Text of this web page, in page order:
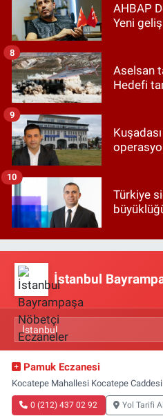
AHBAP
Yeni
Aselsan
Hedefi
8
9
Türkiye
10
İstanbul
Pamuk Eczanesi
Kocatepe Mahallesi Kocatepe Caddesi
0 (212) 437 02 92 Yol Tarifi Al